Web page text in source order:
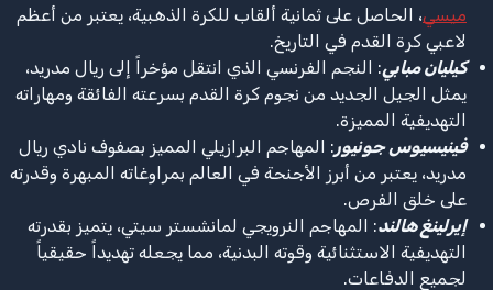
ميسي، الحاصل على ثمانية ألقاب للكرة الذهبية، يعتبر من أعظم
لاعبي كرة القدم في التاريخ.
كيليان مبابي: النجم الفرنسي الذي انتقل مؤخراً إلى ريال مدريد،
يمثل الجيل الجديد من نجوم كرة القدم بسرعته الفائقة ومهاراته
التهديفية المميزة.
فينيسيوس جونيور : المهاجم البرازيلي المميز بصفوف نادي ريال
مدريد، يعتبر من أبرز الأجنحة في العالم بمراوغاته المبهرة وقدرته
على خلق الفرص.
إيرلينغ هالند: المهاجم النرويجي لمانشستر سيتي، يتميز بقدرته
التهديفية الاستثنائية وقوته البدنية، مما يجعله تهديداً حقيقياً
لجميع الدفاعات.